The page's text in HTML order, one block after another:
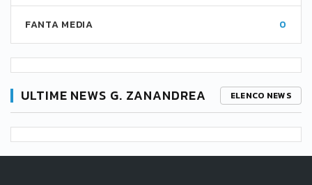
FANTA MEDIA 0
ULTIME NEWS G. ZANANDREA ELENCO NEWS